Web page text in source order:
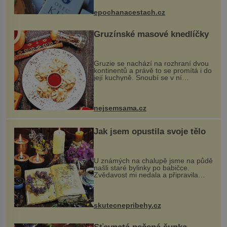
epochanacestach.cz
Gruzínské masové knedlíčky
Gruzie se nachází na rozhraní dvou
kontinentů a právě to se promítá i do
její kuchyně. Snoubí se v ní
evropské a asijské chutě a díky tomu
pokrmy, které rozhodně st...
nejsemsama.cz
Jak jsem opustila svoje tělo
U známých na chalupě jsme na půdě
našli staré bylinky po babičce.
Zvědavost mi nedala a připravila
jsem si z nich lektvar… Zimní pobyt
na chalupě se pro mě vlastní vinou
změnil v děsivý zážitek, na kt...
skutecnepribehy.cz